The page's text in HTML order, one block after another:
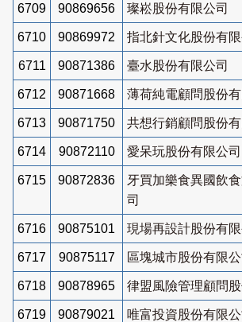
6709 90869656 璨崧股份有限公司
6710 90869972 指北針文化股份有限
6711 90871386 臺水股份有限公司
6712 90871668 薄荷純電顧問股份有
6713 90871750 共想行銷顧問股份有
6714 90872110 愛呆玩股份有限公司
6715 90872836
牙買加樂食異國飲
司
6716 90875101 現場再設計股份有限
6717 90875117 區塊城市股份有限公
6718 90878965 律盟風險管理顧問
6719 90879021 唯富投資股份有限公